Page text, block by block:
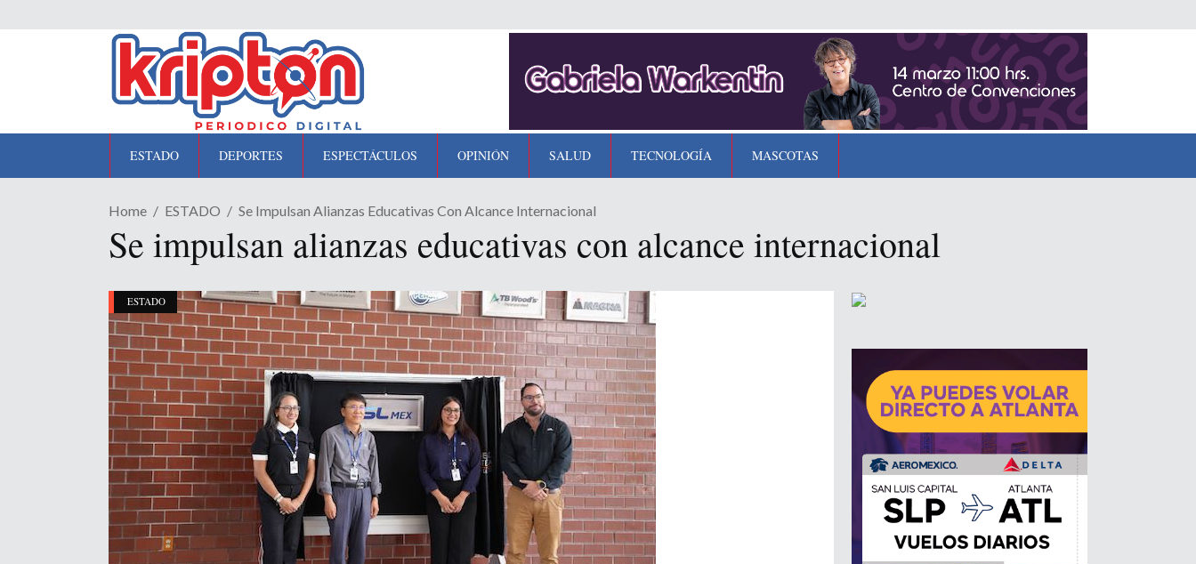
ESTADO DEPORTES ESPECTÁCULOS OPINIÓN SALUD TECNOLOGÍA MASCOTAS
Home ESTADO Se Impulsan Alianzas Educativas Con Alcance Internacional
Se impulsan alianzas educativas con alcance internacional
ESTADO